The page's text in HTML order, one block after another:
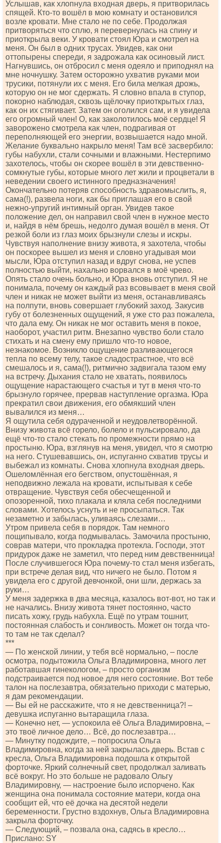
Услышав, как хлопнула входная дверь, я притворилась
спящей. Кто-то вошёл в мою комнату и остановился
возле кровати. Мне стало не по себе. Продолжая
притворяться что сплю, я перевернулась на спину и
приоткрыла веки. У кровати стоял Юра и смотрел на
меня. Он был в одних трусах. Увидев, как они
оттопырены спереди, я задрожала как осиновый лист.
Нагнувшись, он отбросил с меня одеяло и приподнял на
мне ночнушку. Затем осторожно ухватив руками мои
трусики, потянули их с меня. Его била мелкая дрожь,
которую он не мог сдержать. Я словно впала в ступор,
покорно наблюдая, сквозь щёлочку приоткрытых глаз,
как он их стягивает. Затем он оголился сам, и я увидела
его огромный член! О, как заколотилось моё сердце! Я
заворожено смотрела как член, подрагивая от
переполняющей его энергии, возвышается надо мной.
Желание буквально накрыло меня! Там всё засвербило:
губы набухли, стали сочными и влажными. Нестерпимо
захотелось, чтобы он скорее вошёл в эти девственно-
сомкнутые губы, которые много лет жили и процветали в
неведении своего истинного предназначения!
Окончательно потеряв способность здравомыслить, я,
сама(!), развела ноги, как бы приглашая его в свой
нежно-упругий интимный орган. Увидев такое
положение дел, он направил свой член в нужное место
и, найдя в нём брешь, недолго думая вошёл в меня. От
резкой боли из глаз моих брызнули слезы и искры.
Чувствуя наполнение внизу живота, я захотела, чтобы
он поскорее вышел из меня и словно угадывая мои
мысли, Юра отступил назад и вдруг снова, не успев
полностью выйти, нахально ворвался в моё чрево.
Опять стало очень больно, и Юра вновь отступил. Я не
понимала, почему он каждый раз всовывает в меня свой
член и никак не может выйти из меня, останавливаясь
на полпути, вновь совершает глубокий заход. Закусив
губу от болезненных ощущений, я уже сто раз пожалела,
что дала ему. Он никак не мог оставить меня в покое,
наоборот, участил ритм. Внезапно чувство боли стало
стихать и на смену ему пришло что-то новое,
незнакомое. Возникло ощущение разливающегося
тепла по всему телу, такое сладострастное, что всё
смешалось и я, сама(!), ритмично задвигала тазом ему
на встречу. Дыхания стало не хватать, появилось
ощущение нарастающего счастья и тут в меня что-то
брызнуло горячее, прервав наступление оргазма. Юра
прекратил свои движения, его обмякший член
вывалился из меня…
Я ощутила себя одураченной и неудовлетворённой.
Внизу живота всё горело, болело и пульсировало, да
ещё что-то стало стекать по промежности прямо на
простыню. Юра, взглянув на меня, увидел, что я смотрю
на него. Стушевавшись, он, испуганно схватив трусы и
выбежал из комнаты. Снова хлопнула входная дверь.
Ошеломлённая его бегством, опустошённая, я
неподвижно лежала на кровати, испытывая к себе
отвращение. Чувствуя себя обесчещенной и
опозоренной, тихо плакала и кляла себя последними
словами. Хотелось уснуть и не просыпаться. Так
незаметно и забылась, уливаясь слезами…
Утром привела себя в порядок. Там немного
пощипывало, когда подмывалась. Замочила простыню,
соврав матери, что прокладка протекла. Господи, этот
придурок даже не заметил, что перед ним девственница!
После случившегося Юра почему-то стал меня избегать,
при встрече делая вид, что ничего не было. Потом я
увидела его с другой девчонкой, они шли, держась за
руки…
У меня задержка в два месяца, казалось вот-вот, но так и
не начались. Внизу живота тянет постоянно, часто
писать хожу, грудь набухла. Ещё по утрам тошнит,
постоянная слабость и сонливость. Может он тогда что-
то там не так сделал?
***
— По женской линии, у тебя всё нормально, – после
осмотра, подытожила Ольга Владимировна, много лет
работавшая гинекологом, – просто организм
подстраивается под новое для него состояние. Вот тебе
талон на послезавтра, обязательно приходи с матерью,
я дам рекомендации.
— Вы ей не расскажите, что я не девственница?! –
девушка испуганно вытаращила глаза.
— Конечно нет, — успокоила её Ольга Владимировна, –
это твоё личное дело… Всё, до послезавтра…
— Минутку подождите, – попросила Ольга
Владимировна, когда за ней закрылась дверь. Встав с
кресла, Ольга Владимировна подошла к открытой
форточке. Яркий солнечный свет, продолжал заливать
всё вокруг. Но это больше не радовало Ольгу
Владимировну, — настроение было испорчено. Как
женщина она понимала состояние матери, когда она
сообщит ей, что её дочка на десятой недели
беременности. Грустно вздохнув, Ольга Владимировна
закрыла форточку.
— Следующий, – позвала она, садясь в кресло…
Прислано: SY